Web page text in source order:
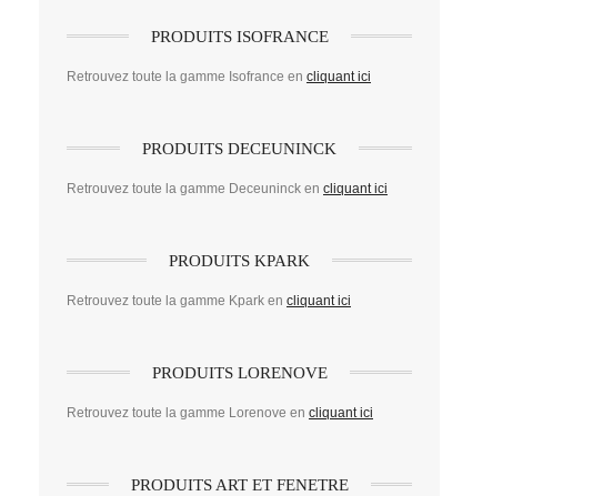
PRODUITS ISOFRANCE
Retrouvez toute la gamme Isofrance en cliquant ici
PRODUITS DECEUNINCK
Retrouvez toute la gamme Deceuninck en cliquant ici
PRODUITS KPARK
Retrouvez toute la gamme Kpark en cliquant ici
PRODUITS LORENOVE
Retrouvez toute la gamme Lorenove en cliquant ici
PRODUITS ART ET FENETRE